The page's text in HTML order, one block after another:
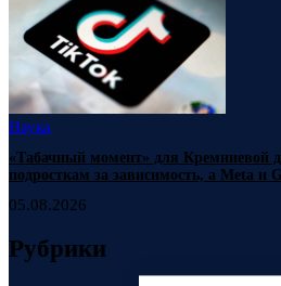
Наука
«Табачный момент» для Кремниевой
подросткам за зависимость, а Meta и
05.08.2026
Рубрики